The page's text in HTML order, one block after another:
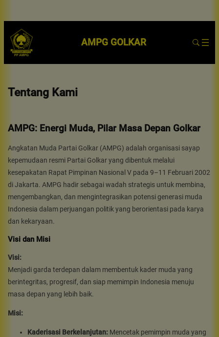
AMPG GOLKAR
Tentang Kami
AMPG: Energi Muda, Pilar Masa Depan Golkar
Angkatan Muda Partai Golkar (AMPG) adalah organisasi sayap
kepemudaan resmi Partai Golkar yang dibentuk melalui
kesepakatan Rapat Pimpinan Nasional V pada 9–11 Februari 2002
di Jakarta. AMPG hadir sebagai wadah strategis untuk membina,
mengembangkan, dan mengintegrasikan potensi generasi muda
Indonesia dalam perjuangan politik yang berorientasi pada karya
dan kekaryaan.
Visi dan Misi
Visi:
Menjadi garda terdepan dalam membentuk kader muda yang
berintegritas, progresif, dan siap memimpin Indonesia menuju
masa depan yang lebih baik.
Misi:
Kaderisasi Berkelanjutan: Mencetak pemimpin muda yang